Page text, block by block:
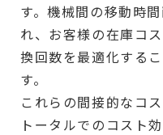
す。機械間の移動時
れ、お客様の在庫コ
換回数を最適化する
す。
これらの間接的なコ
トータルでのコスト